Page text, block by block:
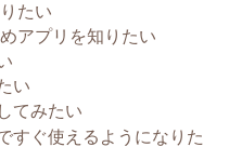
たい
アプリを知りたい
い
てみたい
すぐ使えるようになりた